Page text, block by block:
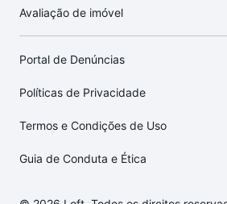
Avaliação de imóvel
Portal de Denúncias
Políticas de Privacidade
Termos e Condições de Uso
Guia de Conduta e Ética